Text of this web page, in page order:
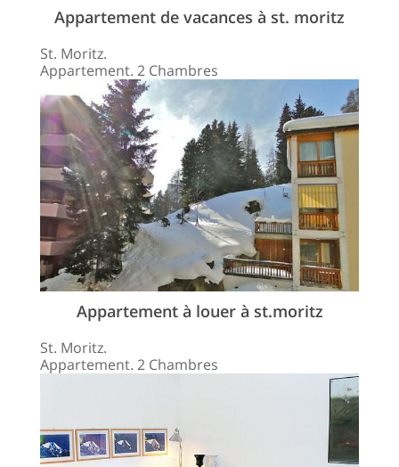
Appartement de vacances à st. moritz
St. Moritz.
Appartement. 2 Chambres
Appartement à louer à st.moritz
St. Moritz.
Appartement. 2 Chambres